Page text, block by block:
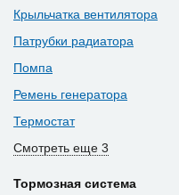
Крыльчатка вентилятора
Патрубки радиатора
Помпа
Ремень генератора
Термостат
Смотреть еще 3
Тормозная система